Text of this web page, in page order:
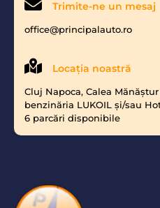
Trimite-ne un mesaj
office@principalauto.ro
Locaţia noastră
Cluj Napoca, Calea
benzinăria LUKOIL şi/sau
6 parcări disponibile